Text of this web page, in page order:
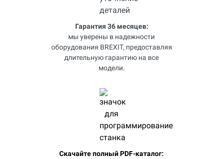
Гарантия 36 месяцев:
мы уверены в надежности
оборудования BREXIT, предоставляя
длительную гарантию на все
модели.
Скачайте полный PDF-каталог: